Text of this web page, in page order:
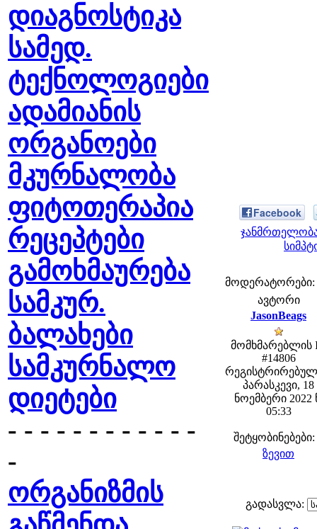
დიაგნოსტიკა
სამედ.
ტექნოლოგიები
ადამიანის
ორგანოები
მკურნალობა
ფიტოთერაპია
რეცეპტები
გამოხმაურება
სამკურ.
ბალახები
სამკურნალო
დიეტები
- - - - - - - - - - - -
-
ორგანიზმის
Facebook
მოდერატორები:
ავტორი
JasonBeags
მომხმარებლის
#14806
პარასკევი, 18
ნოემბერი 2022
05:33
შეტყობინებები:
ზევით
გადასვლა: